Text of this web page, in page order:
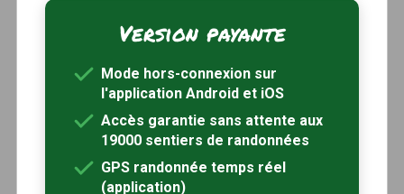
Moyen Age. Solidement ancré à son promontoire
granitique, il conserve fière allure avec ses
remparts, ses nombreuses tours et son église
romane du XIIème. Village situé sur un piton
rocheux et affichant la particularité de disposer
d’un territoire très réduit, ce qui a déterminé
l’aménagement général du village et son
Photos Voir le site
Version payante
Mode hors-connexion sur
l'application Android et iOS
Accès garantie sans attente aux
19000 sentiers de randonnées
GPS randonnée temps réel
(application)